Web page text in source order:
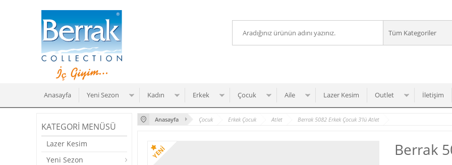
Anasayfa Yeni Sezon Kadın Erkek Çocuk Aile Lazer Kesim Outlet İletişim
KATEGORI MENÜSÜ
Lazer Kesim
Yeni Sezon
Anasayfa Çocuk Erkek Çocuk Atlet Berrak 5082 Erkek Çocuk 3'lü Atlet
Berrak